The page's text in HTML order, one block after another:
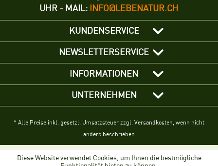
UHR - MAIL: INFO@LEBENATUR.CH
KUNDENSERVICE
NEWSLETTERSERVICE
INFORMATIONEN
UNTERNEHMEN
* Alle Preise inkl. gesetzl. Umsatzsteuer zzgl. Versandkosten, wenn nicht
anders beschrieben
Diese Website verwendet Cookies, um Ihnen die bestmögliche